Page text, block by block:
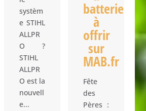
systèm
e STIHL
ALLPR
O ?
STIHL
ALLPR
O est la
nouvell
e...
batterie
offrir
sur
MAB.fr
Fête
des
Pères :